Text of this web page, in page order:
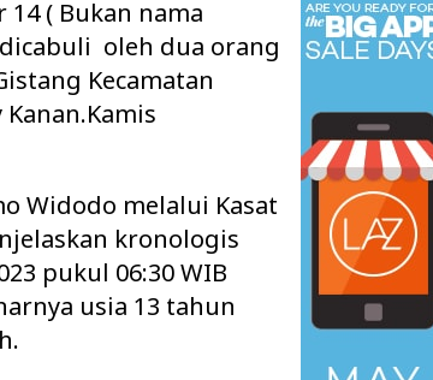
14 ( Bukan nama
oleh dua orang
Kecamatan
Widodo melalui Kasat
kronologis
pukul 06:30 WIB
usia 13 tahun